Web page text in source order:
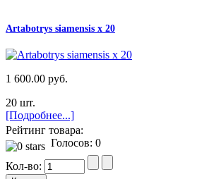
Artabotrys siamensis x 20
1 600.00 руб.
20 шт.
[Подробнее...]
Рейтинг товара:
Голосов: 0
Кол-во: